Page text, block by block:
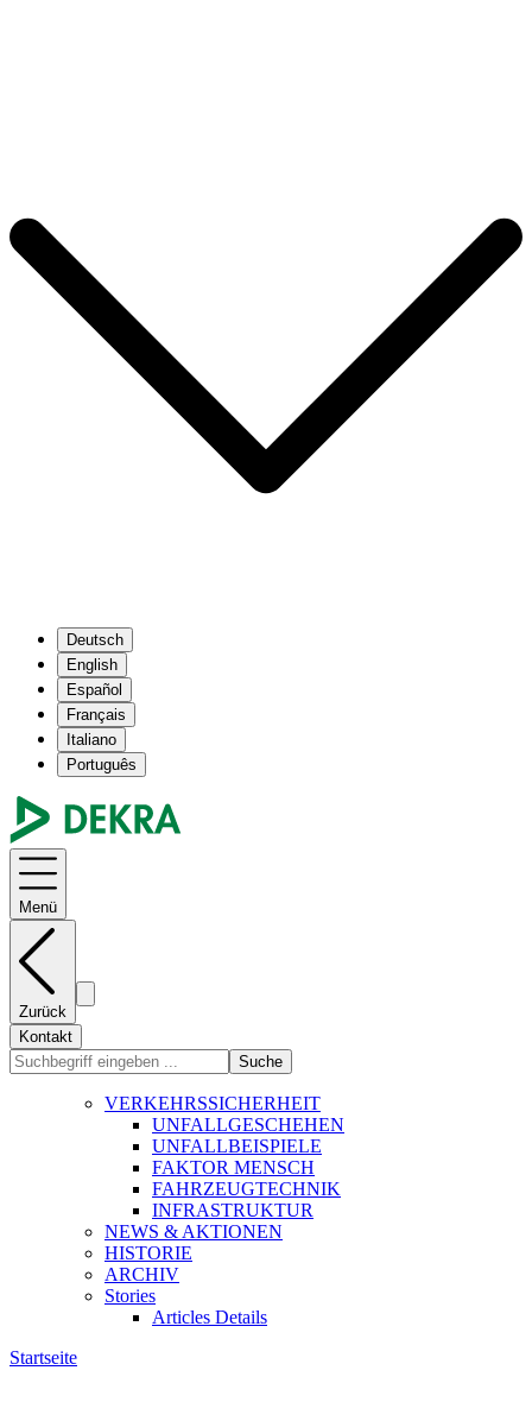
Deutsch
English
Español
Français
Italiano
Português
Menü
Zurück
Kontakt
Suche
VERKEHRSSICHERHEIT
UNFALLGESCHEHEN
UNFALLBEISPIELE
FAKTOR MENSCH
FAHRZEUGTECHNIK
INFRASTRUKTUR
NEWS & AKTIONEN
HISTORIE
ARCHIV
Stories
Articles Details
Startseite